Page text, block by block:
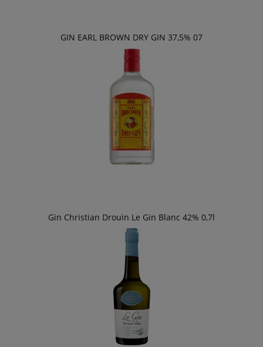
GIN EARL BROWN DRY GIN 37,5% 07
Gin Christian Drouin Le Gin Blanc 42% 0,7l